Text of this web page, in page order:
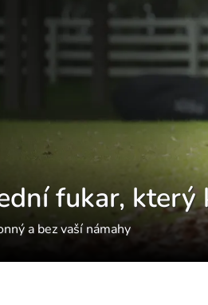
fukar,
a bez vaší námahy